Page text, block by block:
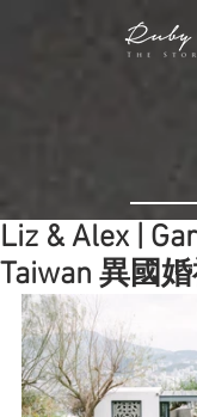
Liz & Alex |
Taiwan 異國